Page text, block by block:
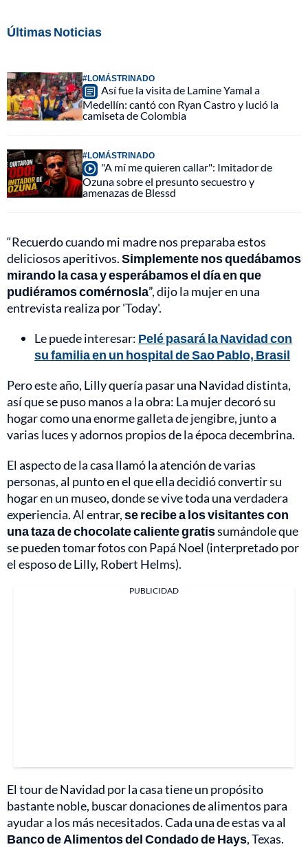
Últimas Noticias
#LOMÁSTRINADO
Así fue la visita de Lamine Yamal a
Medellín: cantó con Ryan Castro y lució la
camiseta de Colombia
#LOMÁSTRINADO
"A mí me quieren callar": Imitador de
Ozuna sobre el presunto secuestro y
amenazas de Blessd
“Recuerdo cuando mi madre nos preparaba estos
deliciosos aperitivos.Simplemente nos quedábamos
mirando la casa y esperábamos el día en que
pudiéramos comérnosla”, dijo la mujer en una
entrevista realiza por 'Today'.
Le puede interesar: Pelé pasará la Navidad con
su familia en un hospital de Sao Pablo, Brasil
Pero este año, Lilly quería pasar una Navidad distinta,
así que se puso manos a la obra: La mujer decoró su
hogar como una enorme galleta de jengibre, junto a
varias luces y adornos propios de la época decembrina.
El aspecto de la casa llamó la atención de varias
personas, al punto en el que ella decidió convertir su
hogar en un museo, donde se vive toda una verdadera
experiencia. Al entrar,se recibe a los visitantes con
una taza de chocolate caliente gratissumándole que
se pueden tomar fotos con Papá Noel (interpretado por
el esposo de Lilly, Robert Helms).
PUBLICIDAD
El tour de Navidad por la casa tiene un propósito
bastante noble, buscar donaciones de alimentos para
ayudar a los más necesitados. Cada una de estas va al
Banco de Alimentos del Condado de Hays, Texas.